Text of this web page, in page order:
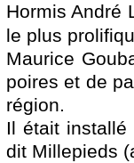
Hormis André
le plus
Maurice
poires et de
région.
Il était
dit Millepieds